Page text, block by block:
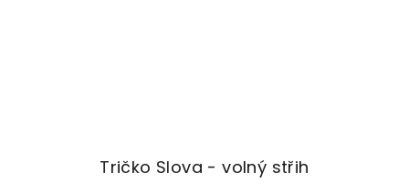
Tričko Slova - volný střih